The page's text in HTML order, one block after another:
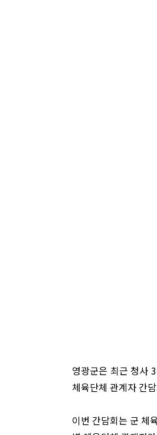
영광군은 최근 청사
체육단체 관계자 간
이번 간담회는 군 체